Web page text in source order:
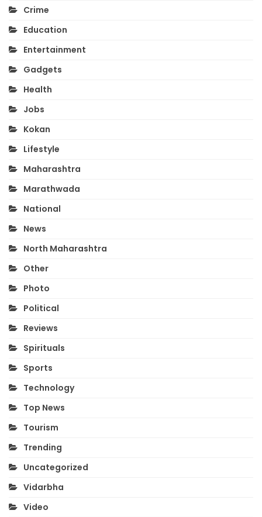
Crime
Education
Entertainment
Gadgets
Health
Jobs
Kokan
Lifestyle
Maharashtra
Marathwada
National
News
North Maharashtra
Other
Photo
Political
Reviews
Spirituals
Sports
Technology
Top News
Tourism
Trending
Uncategorized
Vidarbha
Video